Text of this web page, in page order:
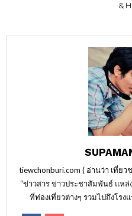
&
tiewchonburi.com ( อ่านว่า เที่ย
“ข่าวสาร ข่าวประชาสัมพันธ์ แห
ที่ท่องเที่ยวต่างๆ รวมไปถึงโร